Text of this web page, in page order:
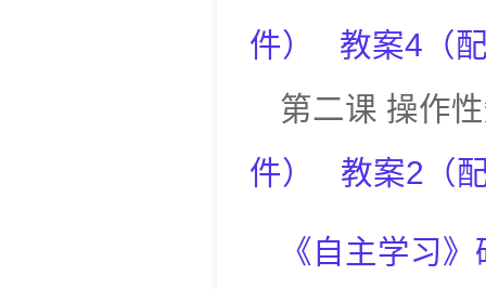
件） 教案4 （
第二课 操作
件） 教案2 （
《自主学习